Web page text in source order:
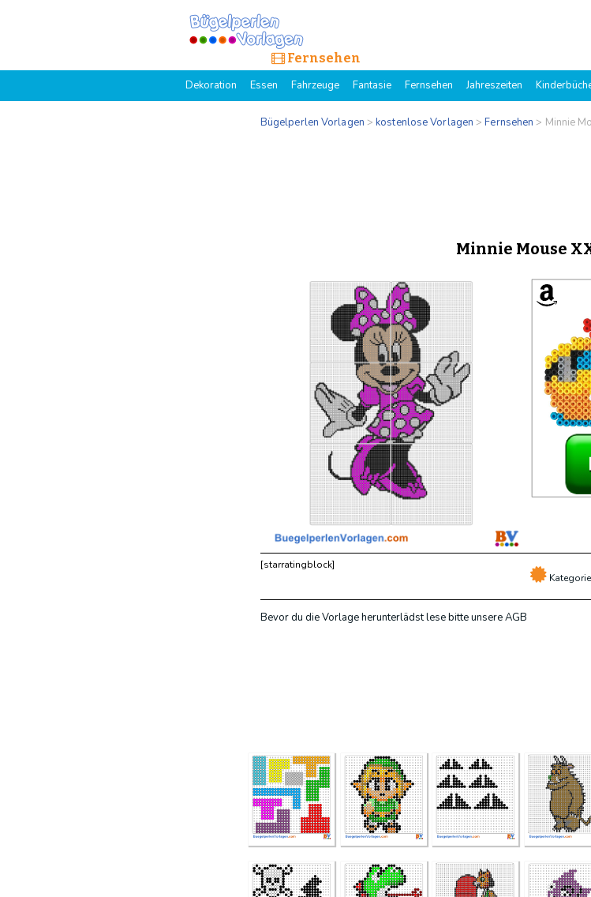
Fernsehen
Dekoration Essen Fahrzeuge Fantasie Fernsehen Jahreszeiten
Bügelperlen Vorlagen >kostenlose Vorlagen >Fernsehen > Minnie
Minnie Mouse
[starratingblock]
Bevor du die Vorlage herunterlädst lese bitte unsere AGB